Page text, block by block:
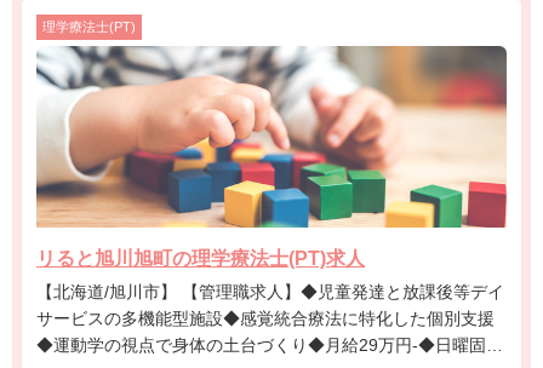
理学療法士(PT)
リると旭川旭町の理学療法士(PT)求人
【北海道/旭川市】 【管理職求人】◆児童発達と放課後等デイ
サービスの多機能型施設◆感覚統合療法に特化した個別支援
◆運動学の視点で身体の土台づくり◆月給29万円-◆日曜固定